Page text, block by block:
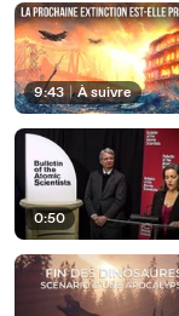
9:43 | À suivre
0:50